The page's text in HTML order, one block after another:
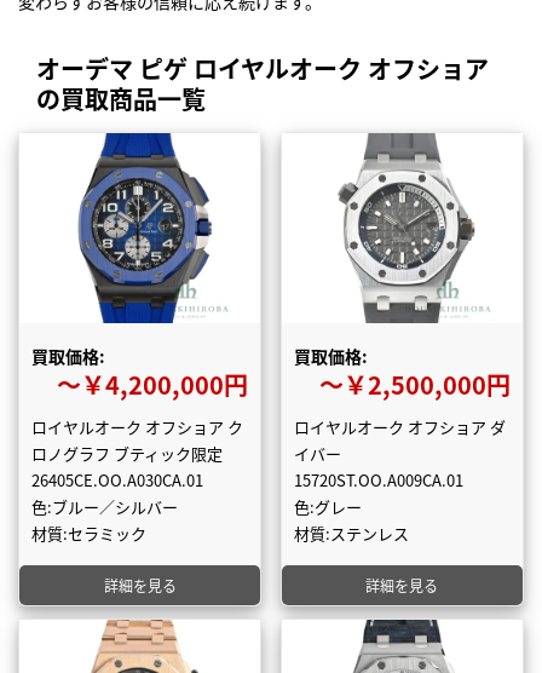
オーデマ ピゲ ロイヤルオーク オフショア
の買取商品一覧
買取価格:
〜￥4,200,000円
ロイヤルオーク オフショア ク
ロノグラフ ブティック限定
26405CE.OO.A030CA.01
色:ブルー／シルバー
材質:セラミック
詳細を見る
買取価格:
〜￥2,500,000円
ロイヤルオーク オフショア ダ
イバー
15720ST.OO.A009CA.01
色:グレー
材質:ステンレス
詳細を見る